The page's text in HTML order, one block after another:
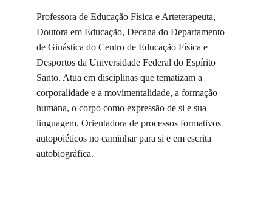
Professora de Educação Física e Arteterapeuta,
Doutora em Educação, Decana do Departamento
de Ginástica do Centro de Educação Física e
Desportos da Universidade Federal do Espírito
Santo. Atua em disciplinas que tematizam a
corporalidade e a movimentalidade, a formação
humana, o corpo como expressão de si e sua
linguagem. Orientadora de processos formativos
autopoiéticos no caminhar para si e em escrita
autobiográfica.